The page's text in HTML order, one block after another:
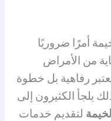
أمرًا ضروريًا
من الأمراض
يعتبر رفاهية بل خطوة
يلجأ الكثيرون إلى
لتقديم خدمات